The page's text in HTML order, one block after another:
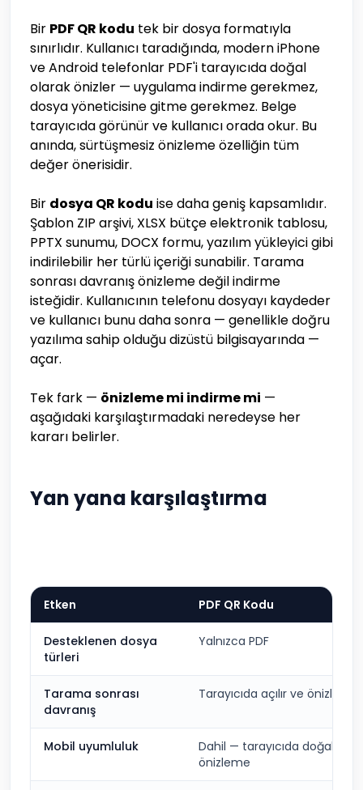
Bir PDF QR kodu tek bir dosya formatıyla
sınırlıdır. Kullanıcı taradığında, modern iPhone
ve Android telefonlar PDF'i tarayıcıda doğal
olarak önizler — uygulama indirme gerekmez,
dosya yöneticisine gitme gerekmez. Belge
tarayıcıda görünür ve kullanıcı orada okur. Bu
anında, sürtüşmesiz önizleme özelliğin tüm
değer önerisidir.
Bir dosya QR kodu ise daha geniş kapsamlıdır.
Şablon ZIP arşivi, XLSX bütçe elektronik tablosu,
PPTX sunumu, DOCX formu, yazılım yükleyici gibi
indirilebilir her türlü içeriği sunabilir. Tarama
sonrası davranış önizleme değil indirme
isteğidir. Kullanıcının telefonu dosyayı kaydeder
ve kullanıcı bunu daha sonra — genellikle doğru
yazılıma sahip olduğu dizüstü bilgisayarında —
açar.
Tek fark — önizleme mi indirme mi —
aşağıdaki karşılaştırmadaki neredeyse her
kararı belirler.
Yan yana karşılaştırma
Etken PDF QR Kodu
Desteklenen dosya
türleri
Yalnızca PDF
Tarama sonrası
davranış
Tarayıcıda açılır ve önizlenir
Mobil uyumluluk
Dahil — tarayıcıda doğal
önizleme